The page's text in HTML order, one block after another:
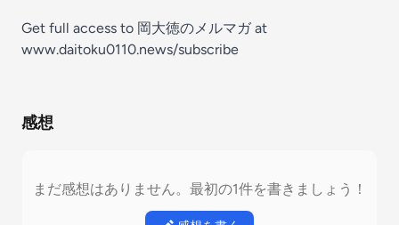
Get full access to 岡大徳のメルマガ at
www.daitoku0110.news/subscribe
感想
まだ感想はありません。最初の1件を書きましょう！